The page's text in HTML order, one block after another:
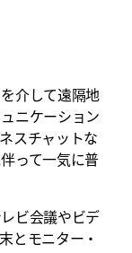
介して遠隔地
ニケーション
スチャットな
って一気に普
ビ会議やビデ
とモニター・